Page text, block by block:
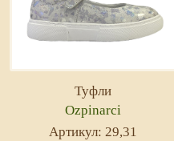
Туфли
Ozpinarci
Артикул: 29,31